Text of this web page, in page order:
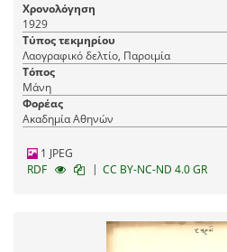
Χρονολόγηση
1929
Τύπος τεκμηρίου
Λαογραφικό δελτίο, Παροιμία
Τόπος
Μάνη
Φορέας
Ακαδημία Αθηνών
1 JPEG
RDF
| CC BY-NC-ND 4.0 GR